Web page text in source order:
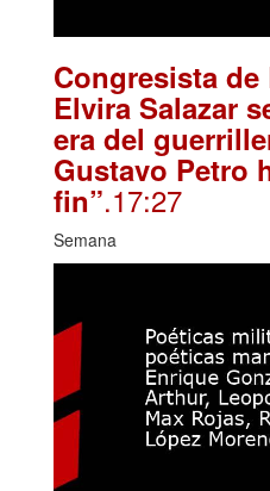
Congresista de
Elvira Salazar
era del
Gustavo Petro
fin”.17:27
Semana